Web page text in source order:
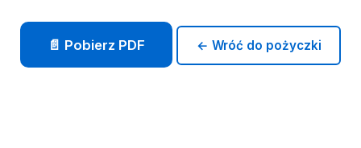
📄 Pobierz PDF ← Wróć do pożyczki